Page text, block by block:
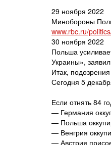
29 ноября 2022
Минобороны
www.rbc.ru/
30 ноября 2022
Польша
Украины»,
Итак,
Сегодня 5
Если отнять 84
— Германия
— Польша
— Венгрия
— Австрия